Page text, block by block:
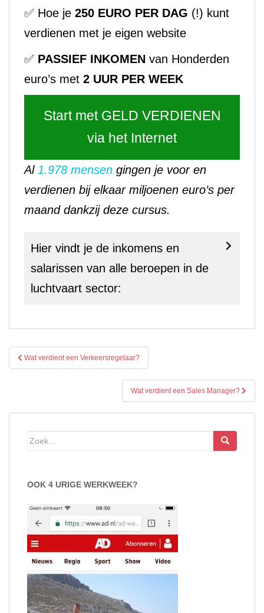
✅ Hoe je 250 EURO PER DAG (!) kunt
verdienen met je eigen website
✅ PASSIEF INKOMEN van Honderden
euro’s met 2 UUR PER WEEK
Start met GELD VERDIENEN
via het Internet
Al 1.978 mensen gingen je voor en
verdienen bij elkaar miljoenen euro’s per
maand dankzij deze cursus.
Hier vindt je de inkomens en
salarissen van alle beroepen in de
luchtvaart sector:
Bericht
navigatie
Wat verdient een Verkeersregelaar?
Wat verdient een Sales Manager?
Zoek
OOK 4 URIGE WERKWEEK?